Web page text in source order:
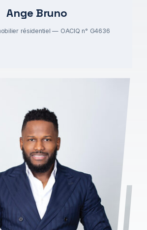
Ange Bruno
résidentiel — OACIQ n° G4636